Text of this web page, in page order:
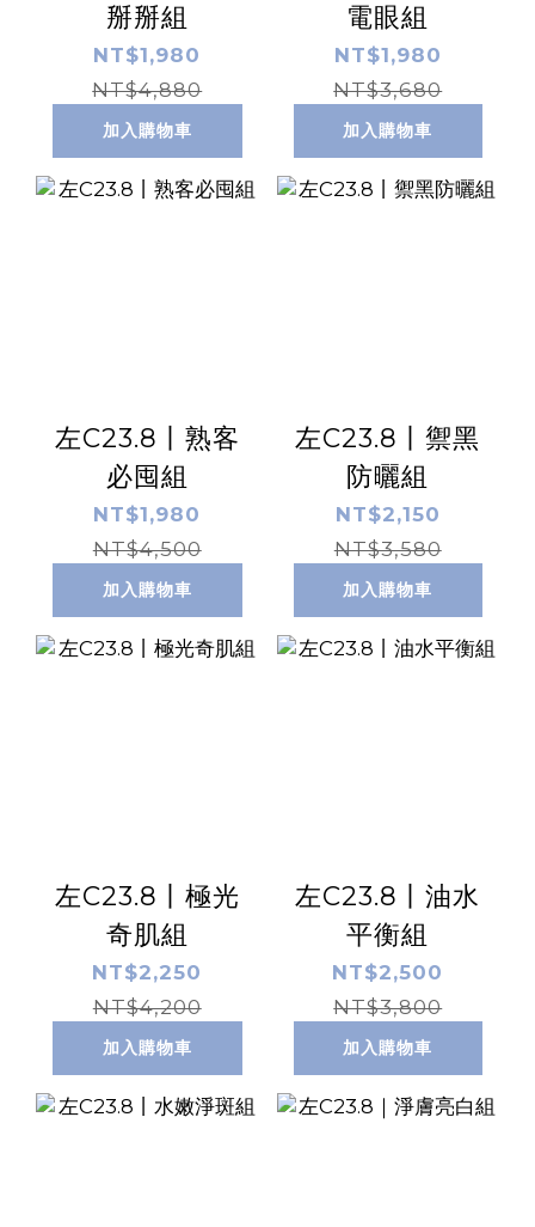
掰掰組
NT$1,980
NT$4,880
加入購物車
電眼組
NT$1,980
NT$3,680
加入購物車
左C23.8丨熟客
必囤組
NT$1,980
NT$4,500
加入購物車
左C23.8丨禦黑
防曬組
NT$2,150
NT$3,580
加入購物車
左C23.8丨極光
奇肌組
NT$2,250
NT$4,200
加入購物車
左C23.8丨油水
平衡組
NT$2,500
NT$3,800
加入購物車